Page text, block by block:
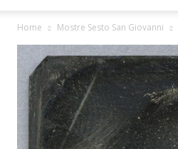
Home Mostre Sesto San Giovanni